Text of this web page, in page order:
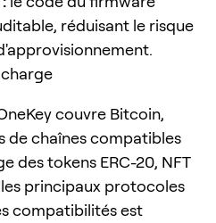
réduisant le risque
couvre Bitcoin,
de chaînes compatibles
des tokens ERC-20, NFT
principaux protocoles
compatibilités est